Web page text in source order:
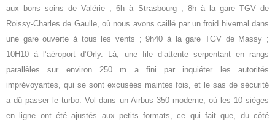
aux bons soins de Valérie ;6h à Strasbourg ; 8hà la gare TGV de
Roissy-Charles de Gaulle, où nous avons caillé par un froid hivernal dans
une gare ouverte à tous les vents ; 9h40 à la gare TGV de Massy ;
10H10à l’aéroport d’Orly. Là, une file d’attente serpentant en rangs
parallèlessur environ 250 m a fini par inquiéter les autorités
imprévoyantes, qui se sont excusées maintes fois, et le sas de sécurité
adû passer le turbo.Vol dans un Airbus 350 moderne, où les 10sièges
en ligne ont été ajustés aux petits formats, ce qui fait que, du côté